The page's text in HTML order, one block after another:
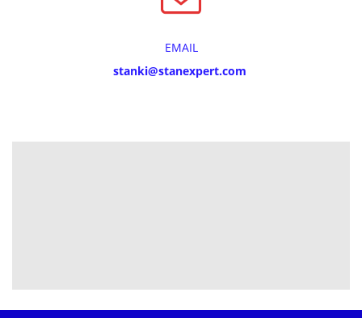
EMAIL
stanki@stanexpert.com